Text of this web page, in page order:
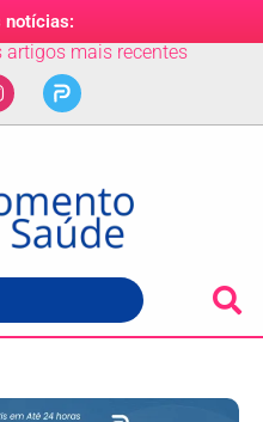
notícias:
artigos mais recentes